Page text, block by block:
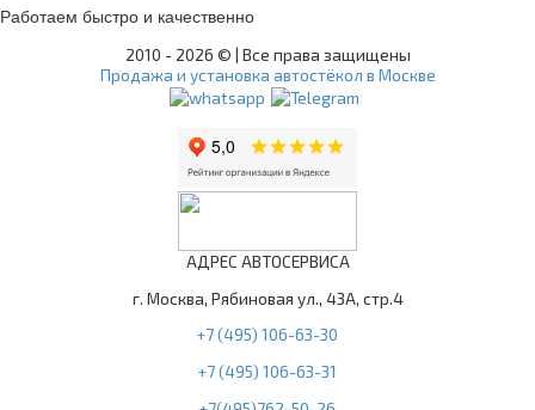
Работаем быстро и качественно
2010 - 2026 © | Все права защищены
Продажа и установка автостёкол в Москве
АДРЕС АВТОСЕРВИСА
г. Москва, Рябиновая ул., 43А, стр.4
+7 (495) 106-63-30
+7 (495) 106-63-31